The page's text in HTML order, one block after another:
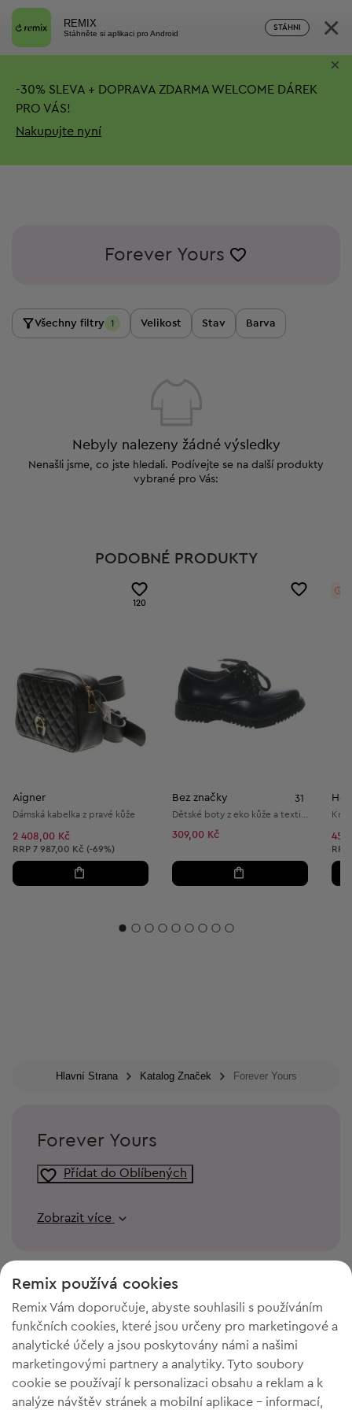
REMIX
Stáhněte si aplikaci pro Android
STÁHNI ×
-30% SLEVA + DOPRAVA ZDARMA WELCOME DÁREK
PRO VÁS!
Nakupujte nyní
×
Forever Yours
Všechny filtry 1 Velikost Stav Barva
Nebyly nalezeny žádné výsledky
Nenašli jsme, co jste hledali. Podívejte se na další produkty
vybrané pro Vás:
PODOBNÉ PRODUKTY
120
Aigner
Dámská kabelka z pravé kůže
2 408,00 Kč
Doporučená cena:
RRP 7 987,00 Kč (-69%)
Bez značky 31
309,00 Kč
RRP
Hlavní Strana Katalog Značek Forever Yours
Forever Yours
Přídat do Oblíbených
Zobrazit více
Remix používá cookies
Remix Vám doporučuje, abyste souhlasili s používáním
funkčních cookies, které jsou určeny pro marketingové a
analytické účely a jsou poskytovány námi a našimi
marketingovými partnery a analytiky. Tyto soubory
cookie se používají k personalizaci obsahu a reklam a k
analýze návštěv stránek a mobilní aplikace - informací,